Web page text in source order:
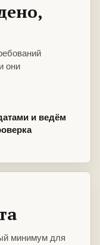
они
и ведём
минимум для